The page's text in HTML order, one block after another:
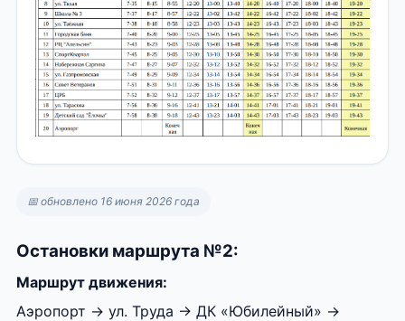
📅 обновлено 16 июня 2026 года
Остановки маршрута №2:
Маршрут движения:
Аэропорт → ул. Труда → ДК «Юбилейный» →